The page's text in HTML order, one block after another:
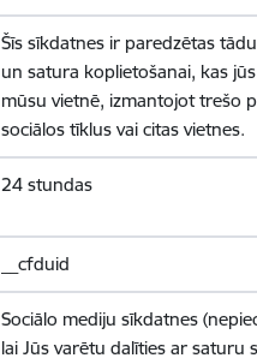
Šīs sīkdatnes ir paredzētas
un satura koplietošanai, kas
mūsu vietnē, izmantojot trešo
sociālos tīklus vai citas vietnes.
24 stundas
__cfduid
Sociālo mediju sīkdatnes
lai Jūs varētu dalīties ar saturu